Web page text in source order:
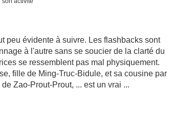
peu évidente à suivre. Les flashbacks sont
à l'autre sans se soucier de la clarté du
se ressemblent pas mal physiquement.
fille de Ming-Truc-Bidule, et sa cousine par
Zao-Prout-Prout, ... est un vrai ...